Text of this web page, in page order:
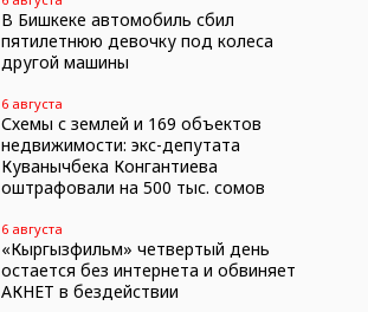
В Бишкеке автомобиль сбил
пятилетнюю девочку под колеса
другой машины
6 августа
Схемы с землей и 169 объектов
недвижимости: экс-депутата
Куванычбека Конгантиева
оштрафовали на 500 тыс. сомов
6 августа
«Кыргызфильм» четвертый день
остается без интернета и обвиняет
АКНЕТ в бездействии